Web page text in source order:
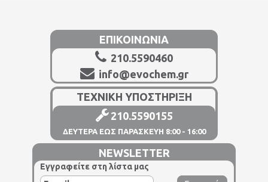
ΕΠΙΚΟΙΝΩΝΙΑ
210.5590460
info@evochem.gr
ΤΕΧΝΙΚΗ ΥΠΟΣΤΗΡΙΞΗ
210.5590155
ΔΕΥΤΕΡΑ ΕΩΣ ΠΑΡΑΣΚΕΥΗ 8:00 - 16:00
NEWSLETTER
Εγγραφείτε στη λίστα μας